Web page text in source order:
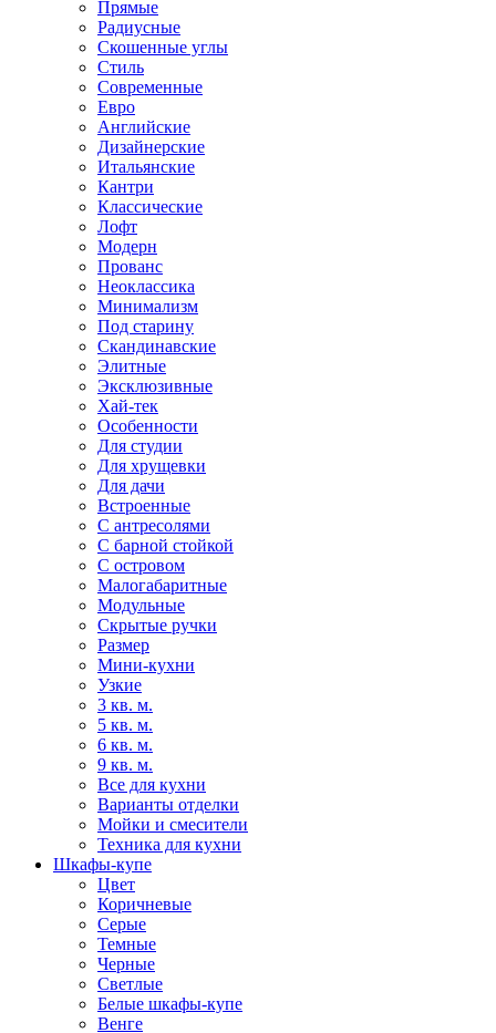
Прямые
Радиусные
Скошенные углы
Стиль
Современные
Евро
Английские
Дизайнерские
Итальянские
Кантри
Классические
Лофт
Модерн
Прованс
Неоклассика
Минимализм
Под старину
Скандинавские
Элитные
Эксклюзивные
Хай-тек
Особенности
Для студии
Для хрущевки
Для дачи
Встроенные
С антресолями
С барной стойкой
С островом
Малогабаритные
Модульные
Скрытые ручки
Размер
Мини-кухни
Узкие
3 кв. м.
5 кв. м.
6 кв. м.
9 кв. м.
Все для кухни
Варианты отделки
Мойки и смесители
Техника для кухни
Шкафы-купе
Цвет
Коричневые
Серые
Темные
Черные
Светлые
Белые шкафы-купе
Венге